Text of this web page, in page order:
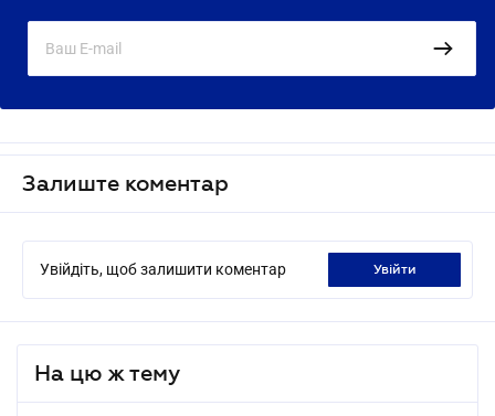
Залиште коментар
Увійдіть, щоб залишити коментар увійти
На цю ж тему